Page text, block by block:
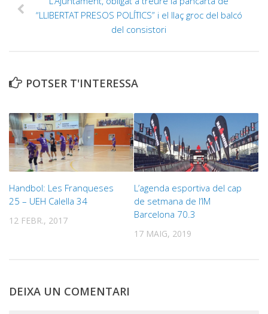
“LLIBERTAT PRESOS POLÍTICS” i el llaç groc del balcó
del consistori
POTSER T'INTERESSA
Handbol: Les Franqueses
25 – UEH Calella 34
12 FEBR., 2017
L’agenda esportiva del cap
de setmana de l’IM
Barcelona 70.3
17 MAIG, 2019
DEIXA UN COMENTARI